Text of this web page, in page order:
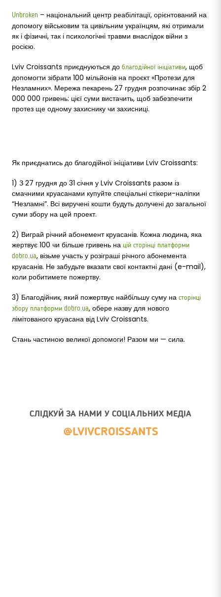
Unbroken – національний центр реабілітації, орієнтований на
допомогу військовим та цивільним українцям, які отримали
як і фізичні, так і психологічні травми внаслідок війни з
росією.
Lviv Croissants приєднуються до благодійної ініціативи, щоб
допомогти зібрати 100 мільйонів на проєкт «Протези для
Незламних». Мережа пекарень 27 грудня розпочинає збір 2
000 000 гривень: цієї суми вистачить, щоб забезпечити
протез ще одному захиснику чи захисниці.
Як приєднатись до благодійної ініціативи Lviv Croissants:
1) З 27 грудня до 31 січня у Lviv Croissants разом із
смачними круасанами купуйте спеціальні стікери-наліпки
“Незламні”. Всі виручені кошти будуть долучені до загальної
суми збору на цей проект.
2) Виграй річний абонемент круасанів. Кожна людина, яка
жертвує 100 чи більше гривень на цій сторінці платформи
dobro.ua, візьме участь у розіграші річного абонемента
круасанів. Не забудьте вказати свої контактні дані (e-mail),
коли робитимете пожертву.
3) Благодійник, який пожертвує найбільшу суму на сторінці
збору платформи dobro.ua, обере назву для нового
лімітованого круасана від Lviv Croissants.
Стань частиною великої допомоги! Разом ми — сила.
СЛІДКУЙ ЗА НАМИ У СОЦІАЛЬНИХ МЕДІА
@LVIVCROISSANTS